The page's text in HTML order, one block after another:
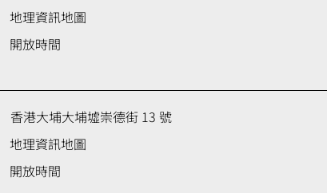
地理資訊地圖
開放時間
香港大埔大埔墟崇德街 13 號
地理資訊地圖
開放時間